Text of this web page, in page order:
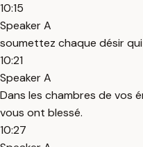
10:15
Speaker A
soumettez chaque désir
10:21
Speaker A
Dans les chambres de vos
vous ont blessé.
10:27